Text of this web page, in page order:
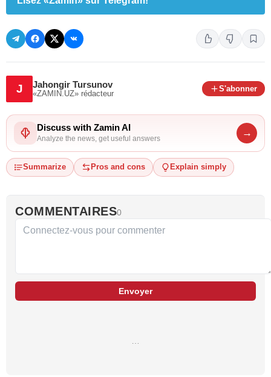
J Jahongir Tursunov
«ZAMIN.UZ» rédacteur
S'abonner
Discuss with Zamin AI
Analyze the news, get useful answers
→
Summarize Pros and cons Explain simply
COMMENTAIRES0
Envoyer